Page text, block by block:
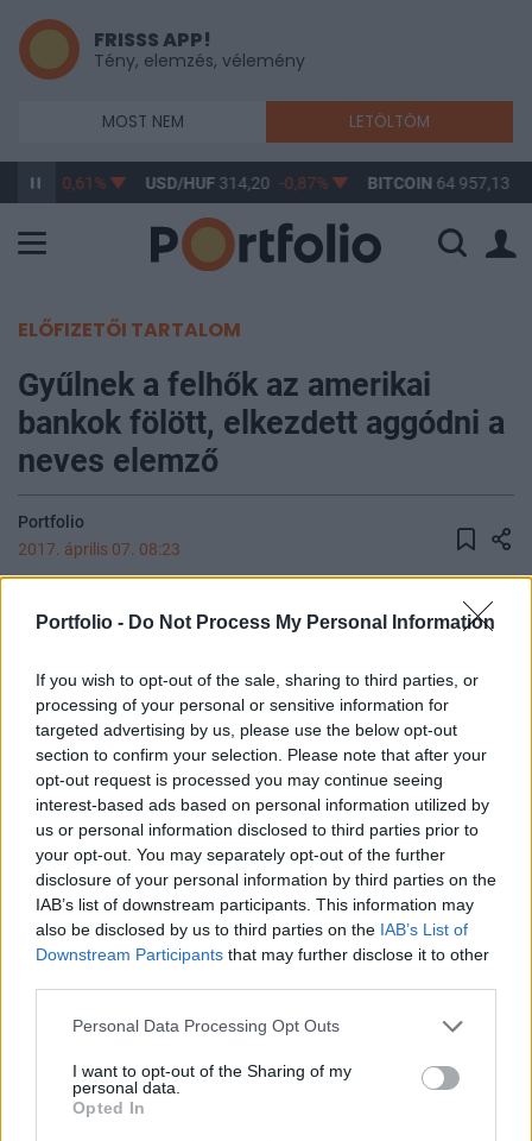
Portfolio - Do Not Process My Personal Information
If you wish to opt-out of the sale, sharing to third parties, or
processing of your personal or sensitive information for
targeted advertising by us, please use the below opt-out
section to confirm your selection. Please note that after your
opt-out request is processed you may continue seeing
interest-based ads based on personal information utilized by
us or personal information disclosed to third parties prior to
your opt-out. You may separately opt-out of the further
disclosure of your personal information by third parties on the
IAB’s list of downstream participants. This information may
also be disclosed by us to third parties on the IAB’s List of
Downstream Participants that may further disclose it to other
Personal Data Processing Opt Outs
I want to opt-out of the Sharing of my
personal data.
Opted In
FRISSS APP!
Tény, elemzés, vélemény
MOST NEM LETÖLTÖM
-0,61% USD/HUF314,20 -0,87% BITCOIN64 957,13
ELŐFIZETŐI TARTALOM
Gyűlnek a felhők az amerikai
bankok fölött, elkezdett aggódni a
neves elemző
Portfolio
2017. április 07. 08:23
A befektetők figyelmen kívül hagynak egy fontos
van szó: gyorsabban nőnek a hitelezési
veszteségek, mint sokan gondolnák -
figyelmeztetett a neves bankelemző, Dick Bove.
Hitelezés 2017A magyar bankszektor állapotáról is
részletesen szó lesz Hitelezés 2017 konferenciánkon,
regisztráljon most!Információ és jelentkezés A CNBC-nek
adott interjújában a Rafferty Capital Markets
részvényelemzési részlegének elnökhelyettese felhívta a
figyelmet, hogynőnek a hitelezési veszteségek a
hitelkártyáknál, jelentősen emelkednek az autóhiteleknél...
KEDVES OLVASÓNK!
A keresett cikk a portfolio.hu hírarchívumához
tartozik, melynek olvasása előfizetéses